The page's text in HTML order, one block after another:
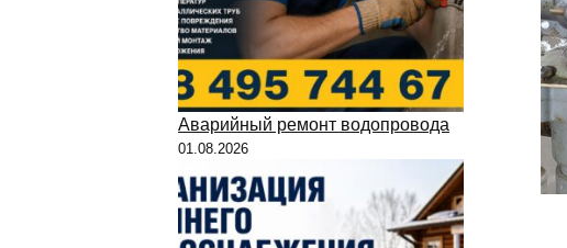
Аварийный ремонт водопровода
01.08.2026